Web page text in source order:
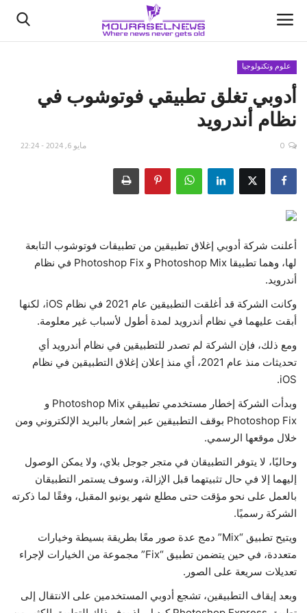
الأخبار
كتّابنا
اقتصاد
رياضة
فيديو
علوم وتكنولوجيا
أدوبي تغلق تطبيقي فوتوشوب في
نظام أندرويد
مايو 6, 2024 - 22:24 0
أعلنت شركة أدوبي إغلاق تطبيقين من تطبيقات فوتوشوب التابعة
لها، وهما تطبيقا Photoshop Mix و Photoshop Fix في نظام
أندرويد.
وكانت الشركة قد أغلقت التطبيقين عام 2021 في نظام iOS، لكنها
أبقت عليهما في نظام أندرويد لمدة أطول لأسباب غير معلومة.
ومع ذلك، فإن الشركة لم تصدر للتطبيقين في نظام أندرويد أي
تحديثات منذ عام 2021، أي منذ إعلان إغلاق التطبيقين في نظام
iOS.
وبدأت الشركة إخطار مستخدمي تطبيقي Photoshop Mix و
Photoshop Fix بوقف التطبيقين عبر إشعار بالبريد الإلكتروني ومن
خلال موقعها الرسمي.
وحاليًا، لا يتوفر التطبيقان في متجر جوجل بلاي، ولا يمكن الوصول
إليهما إلا في حال تثبيتهما قبل الإزالة، وسوف يستمر التطبيقان
بالعمل على نحو مؤقت حتى مطلع شهر يونيو المقبل، وفقًا لما ذكرته
الشركة رسميًا.
ويتيح تطبيق “Mix” دمج عدة صور معًا بطريقة بسيطة وخيارات
متعددة، في حين يتضمن تطبيق “Fix” مجموعة من الخيارات لإجراء
تعديلات سريعة على الصور.
وبعد إيقاف التطبيقين، تشجع أدوبي المستخدمين على الانتقال إلى